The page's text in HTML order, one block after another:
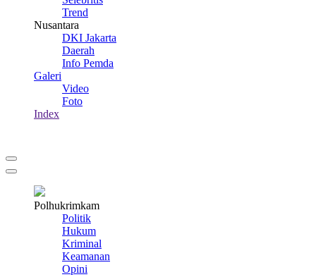
Trend
Nusantara
DKI Jakarta
Daerah
Info Pemda
Galeri
Video
Foto
Index
Polhukrimkam
Politik
Hukum
Kriminal
Keamanan
Opini